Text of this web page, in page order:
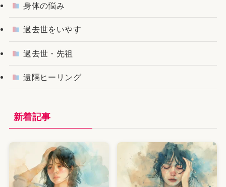
身体の悩み
過去世をいやす
過去世・先祖
遠隔ヒーリング
新着記事